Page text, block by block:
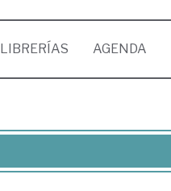
LIBRERÍAS AGENDA